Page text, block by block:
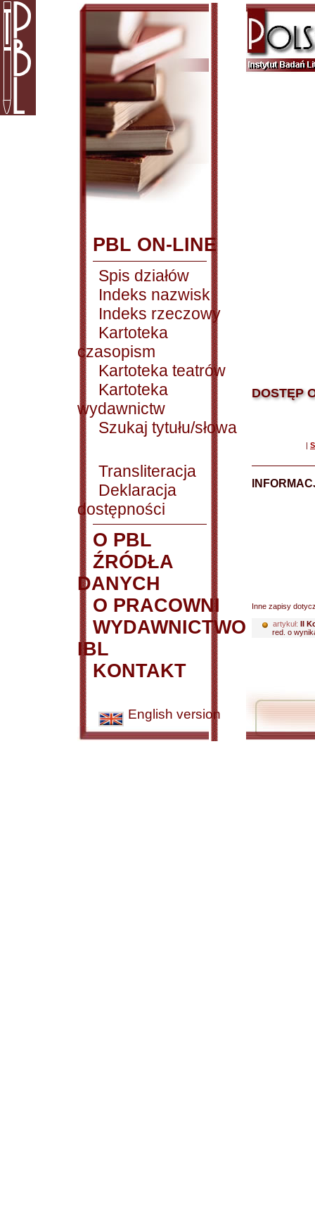
PBL ON-LINE
Spis działów
Indeks nazwisk
Indeks rzeczowy
Kartoteka
czasopism
Kartoteka teatrów
Kartoteka
wydawnictw
Szukaj tytułu/słowa
Transliteracja
Deklaracja
dostępności
O PBL
ŹRÓDŁA
DANYCH
O PRACOWNI
WYDAWNICTWO
IBL
KONTAKT
English version
DOSTĘP
|
Inne zapisy
artykuł: II
red. o